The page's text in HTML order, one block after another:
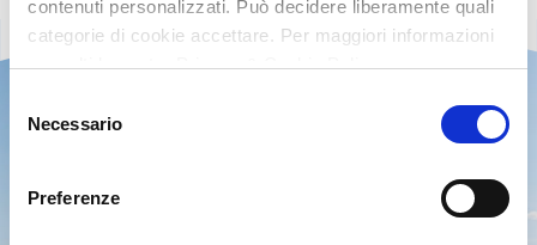
contenuti personalizzati. Può decidere liberamente quali
categorie di cookie accettare. Per maggiori informazioni
consulti la nostra Privacy & Cookie Policy
delNecessario
Preferenze